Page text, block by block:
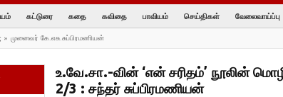
கட்டுரை கதை கவிதை பாவியம் செய்திகள் வேலைவாய்ப்பு
» முனைவர் கே.எசு.சுப்பிரமணியன்
உ.வே.சா.-வின் ‘என் சரிதம்’ நூலின்
2/3 : சந்தர் சுப்பிரமணியன்